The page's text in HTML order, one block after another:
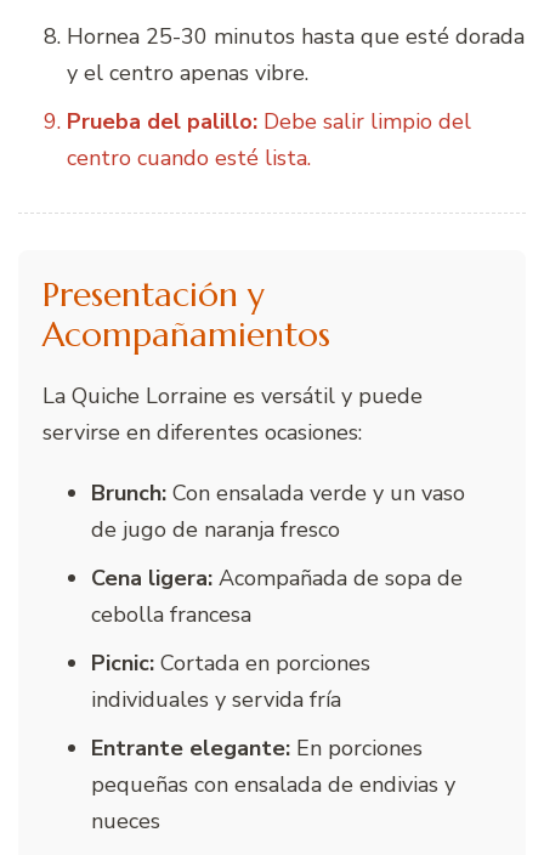
Hornea 25-30 minutos hasta que esté dorada
y el centro apenas vibre.
Prueba del palillo: Debe salir limpio del
centro cuando esté lista.
Presentación y
Acompañamientos
La Quiche Lorraine es versátil y puede
servirse en diferentes ocasiones:
Brunch: Con ensalada verde y un vaso
de jugo de naranja fresco
Cena ligera: Acompañada de sopa de
cebolla francesa
Picnic: Cortada en porciones
individuales y servida fría
Entrante elegante: En porciones
pequeñas con ensalada de endivias y
nueces